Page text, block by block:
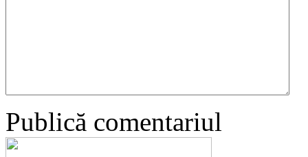
Publică comentariul